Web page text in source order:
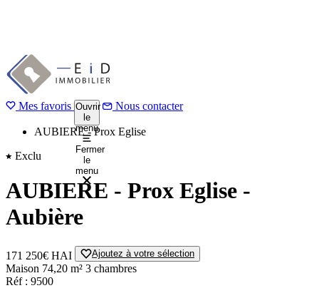
Aller
au
contenu
principal
Mes favoris Ouvrir
le
menu
Fermer
le
menu
Nous contacter
1 / 7
Précédent
Suivant
Accueil
AUBIERE - Prox Eglise
Exclu
AUBIERE - Prox Eglise -
Aubière
171 250€ HAI Ajoutez à votre sélection
Maison 74,20 m² 3 chambres
Réf : 9500